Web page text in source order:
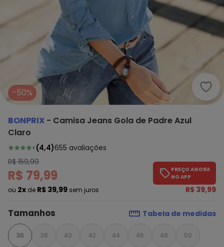
-50%
BONPRIX - Camisa Jeans Gola de Padre Azul
Claro
(4,4)655 avaliações
R$ 159,99
R$ 79,99
ou 2x de R$ 39,99 sem juros
PREÇO AGORA
NO APP
R$ 39,99
Tamanhos Tabela de medidas
36 38 40 42 44 46 48 50